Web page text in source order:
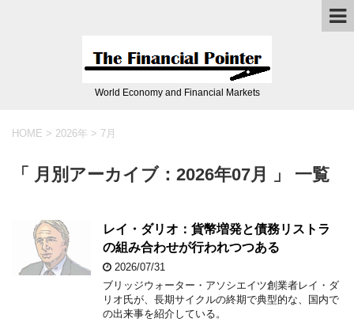
World Economy and Financial Markets
HOME > 2026年 > 7月
「 月別アーカイブ：2026年07月 」 一覧
レイ・ダリオ：貨幣増発と債務リストラ
の組み合わせが行われつつある
2026/07/31
ブリッジウォーター・アソシエイツ創業者レイ・ダ
リオ氏が、長期サイクルの終期で典型的な、国内で
の出来事を紹介している。